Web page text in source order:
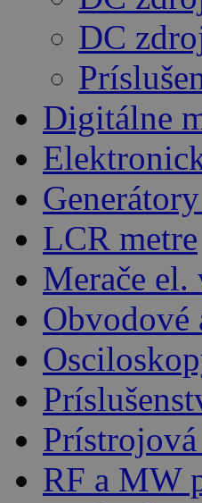
DC
Digitálne
LCR metre
Merače el.
Obvodové
RF a MW